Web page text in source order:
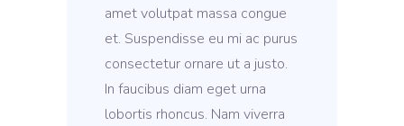
amet volutpat massa congue
et. Suspendisse eu mi ac purus
consectetur ornare ut a justo.
In faucibus diam eget urna
lobortis rhoncus. Nam viverra